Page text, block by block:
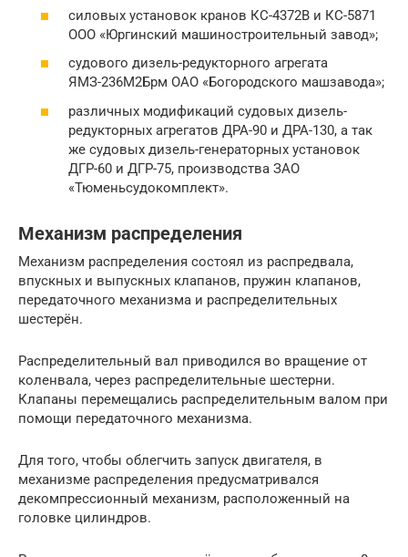
силовых установок кранов КС-4372В и КС-5871
ООО «Юргинский машиностроительный завод»;
судового дизель-редукторного агрегата
ЯМЗ-236М2Брм ОАО «Богородского машзавода»;
различных модификаций судовых дизель-
редукторных агрегатов ДРА-90 и ДРА-130, а так
же судовых дизель-генераторных установок
ДГР-60 и ДГР-75, производства ЗАО
«Тюменьсудокомплект».
Механизм распределения
Механизм распределения состоял из распредвала,
впускных и выпускных клапанов, пружин клапанов,
передаточного механизма и распределительных
шестерён.
Распределительный вал приводился во вращение от
коленвала, через распределительные шестерни.
Клапаны перемещались распределительным валом при
помощи передаточного механизма.
Для того, чтобы облегчить запуск двигателя, в
механизме распределения предусматривался
декомпрессионный механизм, расположенный на
головке цилиндров.